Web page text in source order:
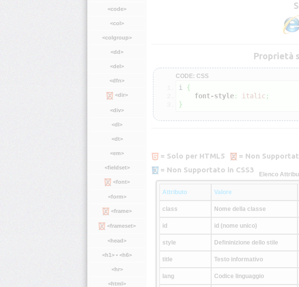
<code>
<col>
<colgroup>
<dd>
<del>
<dfn>
<dir>
<div>
<dl>
<dt>
<em>
<fieldset>
<font>
<form>
<frame>
<frameset>
<head>
<h1> • <h6>
<hr>
<html>
Proprietà
CODE: CSS
i {
font-style: italic ;
}
= Solo per HTML5 = Non
= Non Supportato in CSS3
Elenco
Attributo Valore
class Nome della classe
id id (nome unico)
style Defininizione dello stile
title Testo informativo
lang Codice linguaggio